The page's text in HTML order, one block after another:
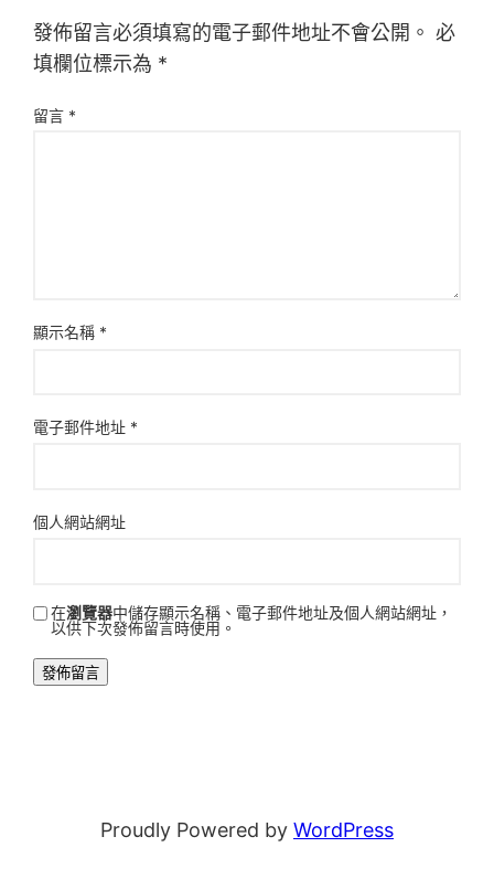
發佈留言必須填寫的電子郵件地址不會公開。 必
填欄位標示為 *
留言 *
顯示名稱 *
電子郵件地址 *
個人網站網址
在瀏覽器中儲存顯示名稱、電子郵件地址及個人網站網址，
以供下次發佈留言時使用。
Proudly Powered by WordPress